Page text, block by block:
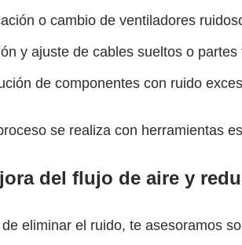
o cambio de ventiladores
y ajuste de cables sueltos o partes
de componentes con ruido
se realiza con herramientas
del flujo de aire y
eliminar el ruido, te asesoramos